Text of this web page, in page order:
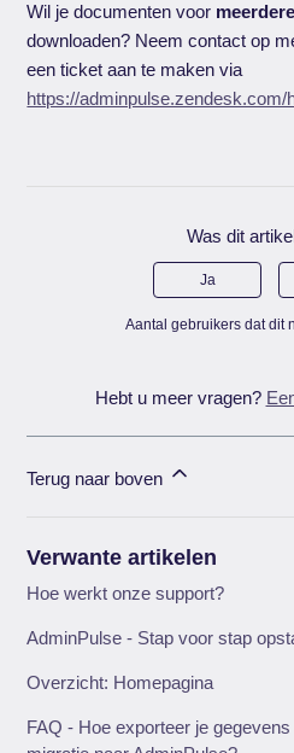
Wil je documenten voor
downloaden? Neem contact op
een ticket aan te maken via
https://
Was dit
Ja
Aantal gebruikers dat dit
Hebt u meer vragen?
Terug naar boven
Verwante artikelen
Hoe werkt onze support?
AdminPulse - Stap voor stap
Overzicht: Homepagina
FAQ - Hoe exporteer je